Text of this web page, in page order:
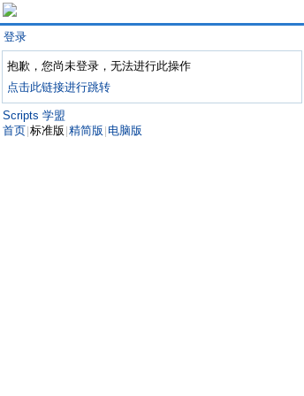
登录
抱歉，您尚未登录，无法进行此操作
点击此链接进行跳转
Scripts 学盟
首页 标准版 精简版 电脑版